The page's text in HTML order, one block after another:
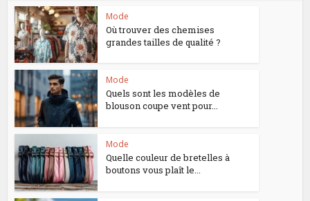
Mode
Où trouver des chemises
grandes tailles de qualité ?
Mode
Quels sont les modèles de
blouson coupe vent pour...
Mode
Quelle couleur de bretelles à
boutons vous plaît le...